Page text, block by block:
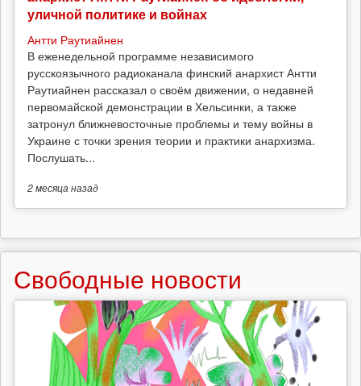
уличной политике и войнах
Антти Раутиайнен
В еженедельной программе независимого
русскоязычного радиоканала финский анархист Антти
Раутиайнен рассказал о своём движении, о недавней
первомайской демонстрации в Хельсинки, а также
затронул ближневосточные проблемы и тему войны в
Украине с точки зрения теории и практики анархизма.
Послушать...
2 месяца назад
Свободные новости